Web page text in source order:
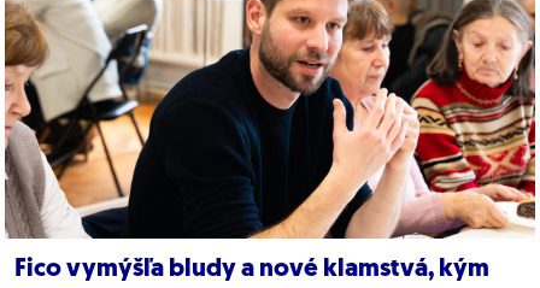
Fico vymýšľa bludy a nové klamstvá, kým